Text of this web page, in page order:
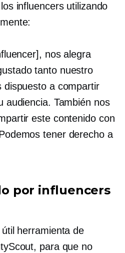
influencers utilizando
nos alegra
tanto nuestro
dispuesto a compartir
audiencia. También nos
este contenido con
tener derecho a
por influencers
herramienta de
para que no